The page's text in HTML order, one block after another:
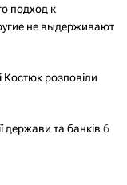
подход к
не выдерживают
розповіли
держави та банків 6